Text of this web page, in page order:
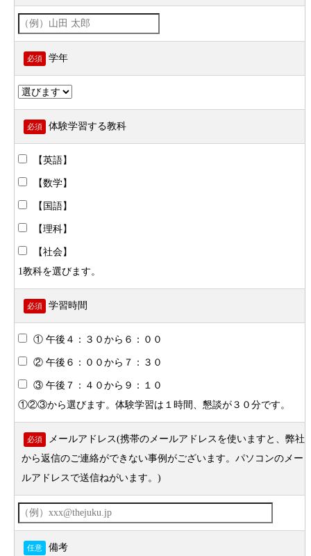
必須 学年
必須 体験学習する教科
【英語】
【数学】
【国語】
【理科】
【社会】
1教科を選びます。
必須 学習時間
① 午後４：３０から６：００
② 午後６：００から７：３０
③ 午後７：４０から９：１０
①②③から選びます。体験学習は１時間、懇談が３０分です。
必須
メールアドレス(携帯のメールアドレスを使いますと、弊社
から返信のご連絡ができない事例がございます。パソコンのメー
ルアドレスで送信ねがいます。)
任意 備考